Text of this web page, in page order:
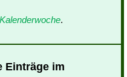
.
Einträge im